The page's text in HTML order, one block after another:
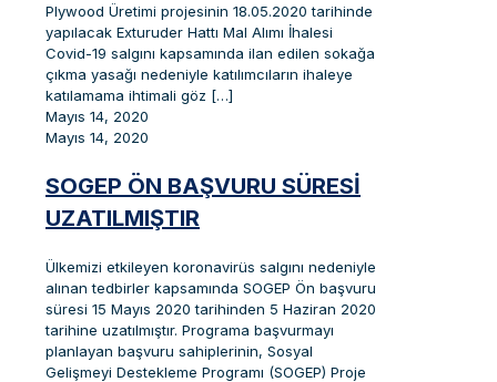
Plywood Üretimi projesinin 18.05.2020 tarihinde
yapılacak Exturuder Hattı Mal Alımı İhalesi
Covid-19 salgını kapsamında ilan edilen sokağa
çıkma yasağı nedeniyle katılımcıların ihaleye
katılamama ihtimali göz […]
Mayıs 14, 2020
Mayıs 14, 2020
SOGEP ÖN BAŞVURU SÜRESI
UZATILMIŞTIR
Ülkemizi etkileyen koronavirüs salgını nedeniyle
alınan tedbirler kapsamında SOGEP Ön başvuru
süresi 15 Mayıs 2020 tarihinden 5 Haziran 2020
tarihine uzatılmıştır. Programa başvurmayı
planlayan başvuru sahiplerinin, Sosyal
Gelişmeyi Destekleme Programı (SOGEP) Proje